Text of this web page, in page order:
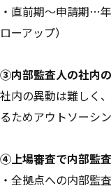
・直前期～申請期…
ローアップ）
③内部監査人の社内
社内の異動は難しく
るためアウトソーシ
④上場審査で内部監
・全拠点への内部監